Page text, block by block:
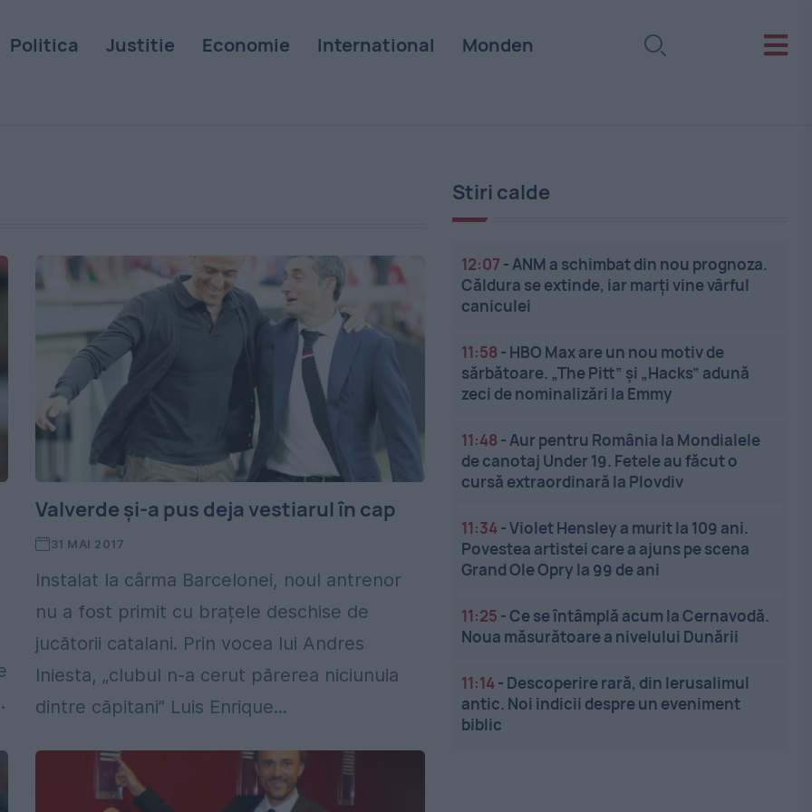
Politica Justitie Economie International Monden
Valverde și-a pus deja vestiarul în cap
31 MAI 2017
Instalat la cârma Barcelonei, noul antrenor
nu a fost primit cu brațele deschise de
jucătorii catalani. Prin vocea lui Andres
Iniesta, „clubul n-a cerut părerea niciunuia
dintre căpitani” Luis Enrique...
Stiri calde
12:07 -ANM a schimbat din nou prognoza.
Căldura se extinde, iar marți vine vârful
caniculei
11:58 - HBO Max are un nou motiv de
sărbătoare. „The Pitt” și „Hacks” adună
zeci de nominalizări la Emmy
11:48 -Aur pentru România la Mondialele
de canotaj Under 19. Fetele au făcut o
cursă extraordinară la Plovdiv
11:34-Violet Hensley a murit la 109 ani.
Povestea artistei care a ajuns pe scena
Grand Ole Opry la 99 de ani
11:25 -Ce se întâmplă acum la Cernavodă.
Noua măsurătoare a nivelului Dunării
11:14- Descoperire rară, din Ierusalimul
antic. Noi indicii despre un eveniment
biblic